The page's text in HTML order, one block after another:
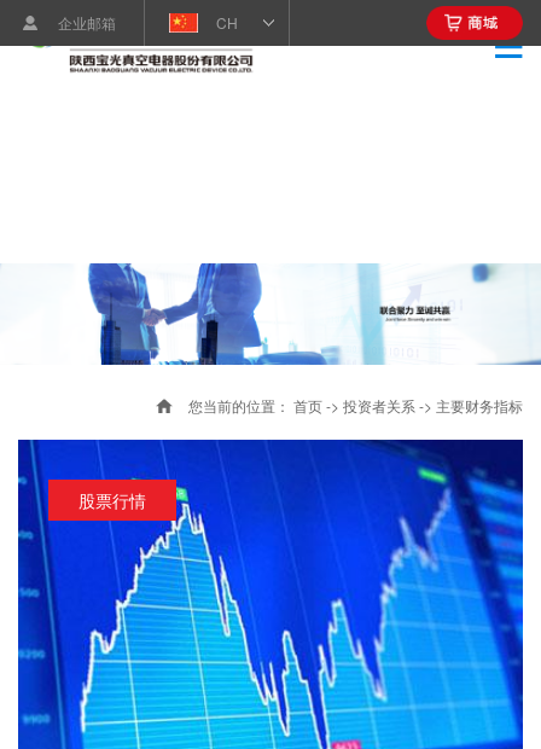
企业邮箱 CH
您当前的位置： 首页-> 投资者关系 -> 主要财务指标
股票行情